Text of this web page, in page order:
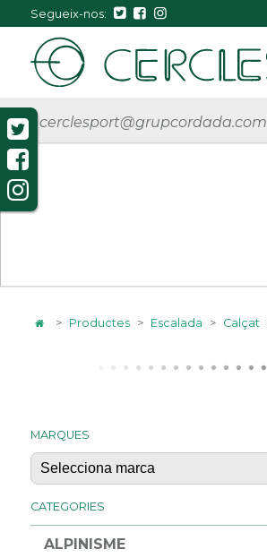
Segueix-nos:
cerclesport@grupcordada.com
> Productes > Escalada > Calçat
MARQUES
CATEGORIES
ALPINISME